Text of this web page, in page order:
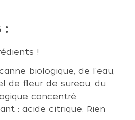
:
!
biologique, de l'eau,
de fleur de sureau, du
concentré
: acide citrique. Rien